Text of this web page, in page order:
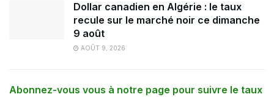
Dollar canadien en Algérie : le taux
recule sur le marché noir ce dimanche
9 août
AOÛT 9, 2026
Abonnez-vous vous à notre page pour suivre le taux